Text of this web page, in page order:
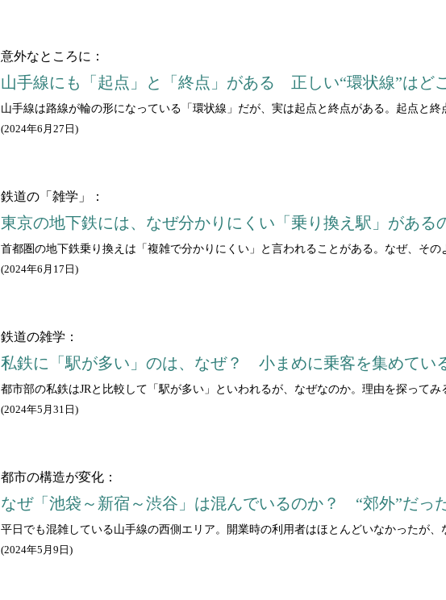
意外なところに：
山手線にも「起点」と「終点」がある 正しい“環状線”はど
山手線は路線が輪の形になっている「環状線」だが、実は起点と終点がある。起点と
(2024年6月27日 )
鉄道の「雑学」：
東京の地下鉄には、なぜ分かりにくい「乗り換え駅」がある
首都圏の地下鉄乗り換えは「複雑で分かりにくい」と言われることがある。なぜ、その
(2024年6月17日 )
鉄道の雑学：
私鉄に「駅が多い」のは、なぜ？ 小まめに乗客を集めてい
都市部の私鉄はJRと比較して「駅が多い」といわれるが、なぜなのか。理由を探って
(2024年5月31日 )
都市の構造が変化：
なぜ「池袋～新宿～渋谷」は混んでいるのか？ “郊外”だっ
平日でも混雑している山手線の西側エリア。開業時の利用者はほとんどいなかったが、
(2024年5月9日 )